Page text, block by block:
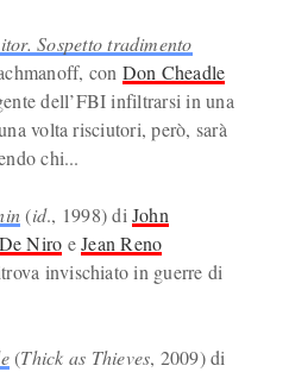
Sospetto tradimento
con Don Cheadle
dell’FBI infiltrarsi in una
volta risciutori, però, sarà
chi...
(id., 1998) diJohn
Niro eJean Reno
invischiato in guerre di
(Thick as Thieves, 2009) di